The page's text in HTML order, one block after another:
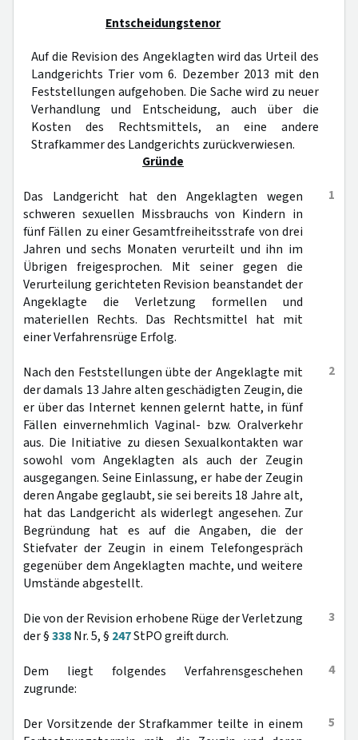
Entscheidungstenor
Auf die Revision des Angeklagten wird das Urteil des
Landgerichts Trier vom 6. Dezember 2013 mit den
Feststellungen aufgehoben. Die Sache wird zu neuer
Verhandlung und Entscheidung, auch über die
Kosten des Rechtsmittels, an eine andere
Strafkammer des Landgerichts zurückverwiesen.
Gründe
1
Das Landgericht hat den Angeklagten wegen
schweren sexuellen Missbrauchs von Kindern in
fünf Fällen zu einer Gesamtfreiheitsstrafe von drei
Jahren und sechs Monaten verurteilt und ihn im
Übrigen freigesprochen. Mit seiner gegen die
Verurteilung gerichteten Revision beanstandet der
Angeklagte die Verletzung formellen und
materiellen Rechts. Das Rechtsmittel hat mit
einer Verfahrensrüge Erfolg.
2
Nach den Feststellungen übte der Angeklagte mit
der damals 13 Jahre alten geschädigten Zeugin, die
er über das Internet kennen gelernt hatte, in fünf
Fällen einvernehmlich Vaginal- bzw. Oralverkehr
aus. Die Initiative zu diesen Sexualkontakten war
sowohl vom Angeklagten als auch der Zeugin
ausgegangen. Seine Einlassung, er habe der Zeugin
deren Angabe geglaubt, sie sei bereits 18 Jahre alt,
hat das Landgericht als widerlegt angesehen. Zur
Begründung hat es auf die Angaben, die der
Stiefvater der Zeugin in einem Telefongespräch
gegenüber dem Angeklagten machte, und weitere
Umstände abgestellt.
3
Die von der Revision erhobene Rüge der Verletzung
der §338Nr. 5, § 247StPO greift durch.
4
Dem liegt folgendes Verfahrensgeschehen
zugrunde:
5
Der Vorsitzende der Strafkammer teilte in einem